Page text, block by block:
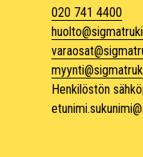
020 741 4400
Henkilöstön